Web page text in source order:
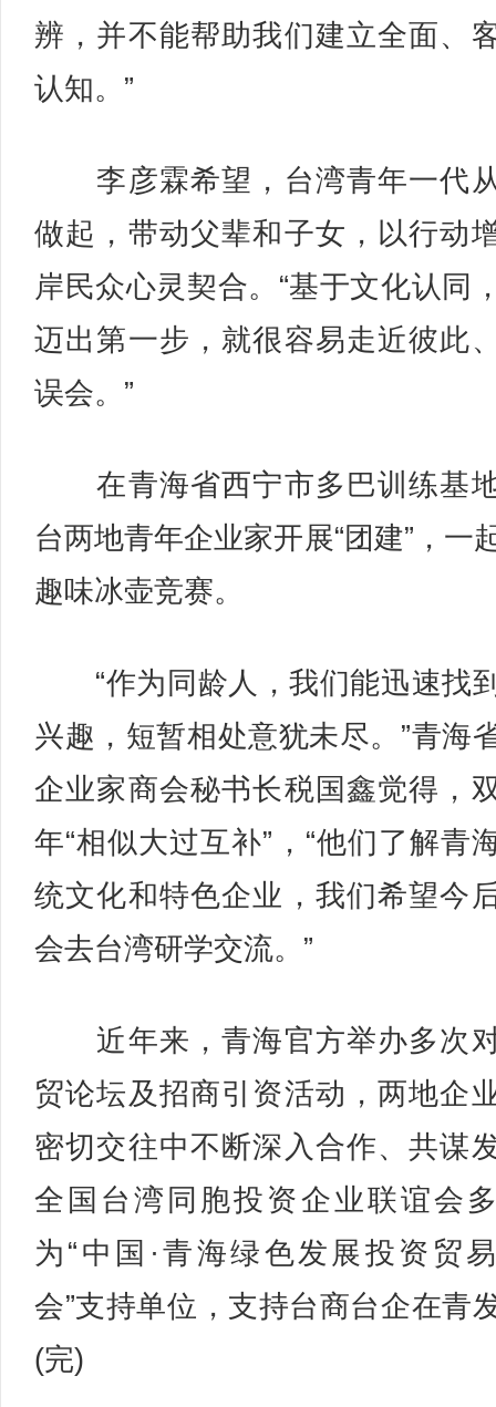
辨，并不能帮助我们建立全面、
认知。”
李彦霖希望，台湾青年一代
做起，带动父辈和子女，以行动
岸民众心灵契合。“基于文化认同
迈出第一步，就很容易走近彼此
误会。”
在青海省西宁市多巴训练基
台两地青年企业家开展“团建”，一
趣味冰壶竞赛。
“作为同龄人，我们能迅速找
兴趣，短暂相处意犹未尽。”青海
企业家商会秘书长税国鑫觉得，
年“相似大过互补”，“他们了解青
统文化和特色企业，我们希望今
会去台湾研学交流。”
近年来，青海官方举办多次
贸论坛及招商引资活动，两地企
密切交往中不断深入合作、共谋
全国台湾同胞投资企业联谊会
为“中国·青海绿色发展投资贸
会”支持单位，支持台商台企在青
(完)